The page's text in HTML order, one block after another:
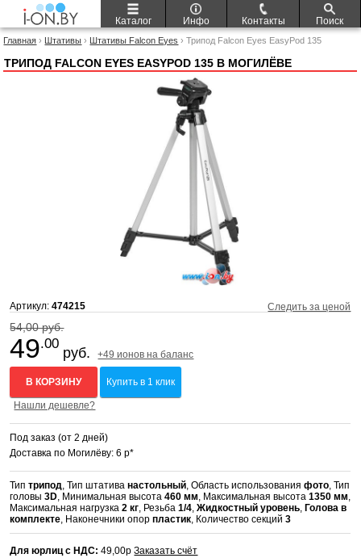
Каталог Инфо Контакты Поиск
Главная › Штативы › Штативы Falcon Eyes › Трипод Falcon Eyes EasyPod 135
ТРИПОД FALCON EYES EASYPOD 135 В МОГИЛЁВЕ
Артикул:474215 Следить за ценой
54,00 руб.
49.00
руб. +49 ионов на баланс
В КОРЗИНУ Купить в 1 клик
Нашли дешевле?
Под заказ (от 2 дней)
Доставка по Могилёву: 6 р*
Типтрипод, Тип штативанастольный, Область использованияфото, Тип
головы3D, Минимальная высота460 мм, Максимальная высота1350 мм,
Максимальная нагрузка2 кг, Резьба1/4,Жидкостный уровень, Голова в
комплекте, Наконечники опорпластик, Количество секций3
Для юрлиц с НДС: 49,00рЗаказать счёт